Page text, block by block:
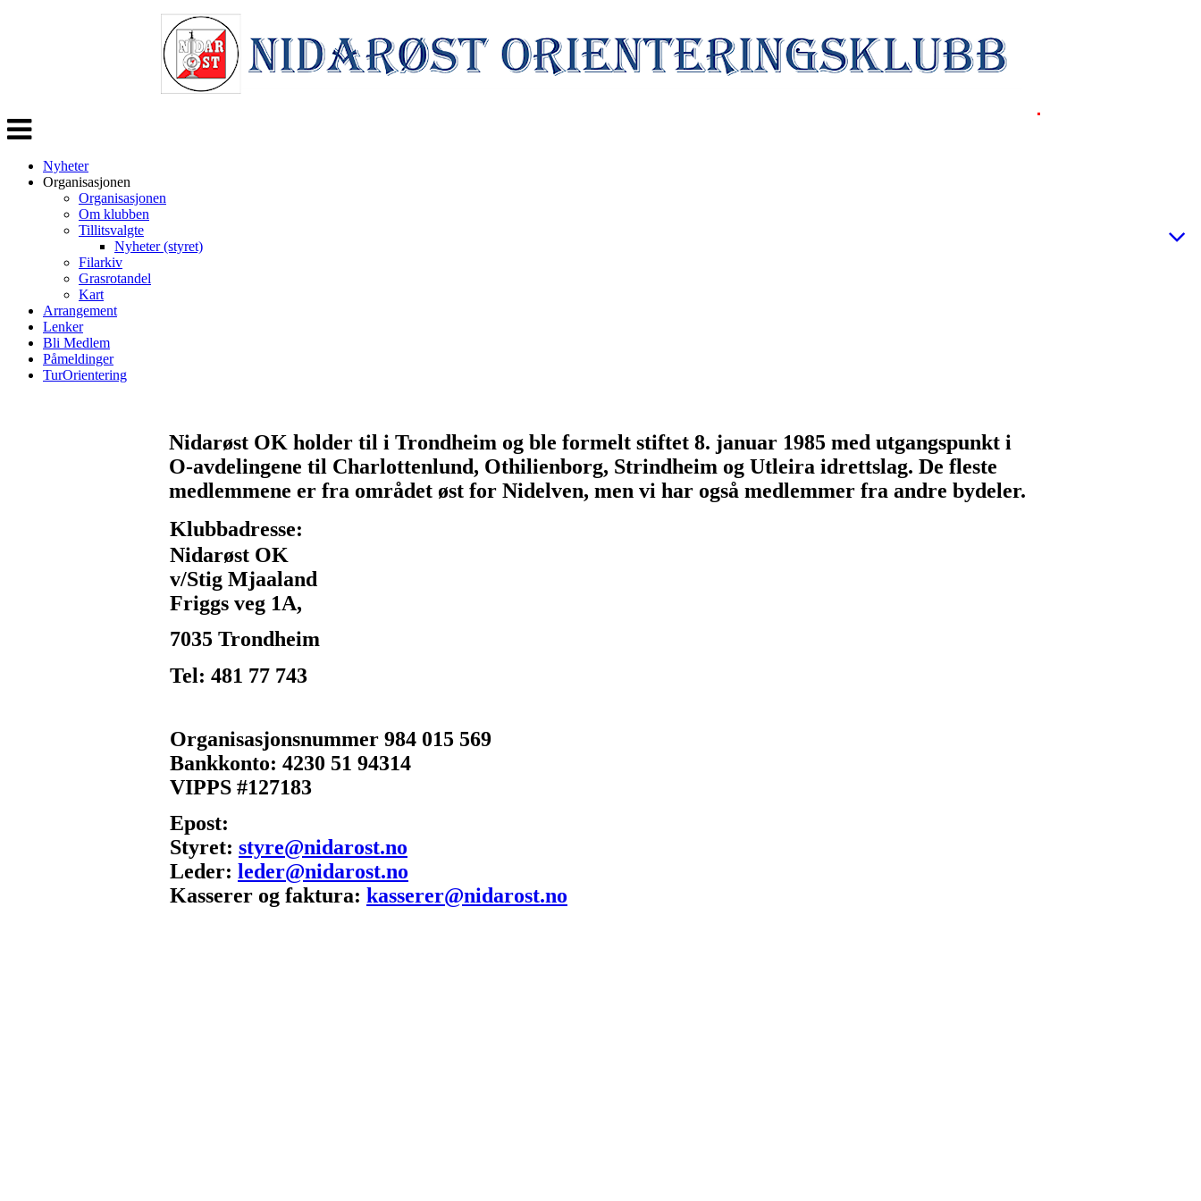
Veksle
navigasjon
Nyheter
Organisasjonen
Organisasjonen
Om klubben
Tillitsvalgte
Nyheter (styret)
Filarkiv
Grasrotandel
Kart
Arrangement
Lenker
Bli Medlem
Påmeldinger
TurOrientering
Nidarøst OK holder til i Trondheim og ble formelt stiftet 8. januar 1985 med utgangspunkt i
O-avdelingene til Charlottenlund, Othilienborg, Strindheim og Utleira idrettslag. De fleste
medlemmene er fra området øst for Nidelven, men vi har også medlemmer fra andre bydeler.
Klubbadresse:
Nidarøst OK
v/Stig Mjaaland
Friggs veg 1A,
7035 Trondheim
Tel: 481 77 743
Organisasjonsnummer 984 015 569
Bankkonto: 4230 51 94314
VIPPS #127183
Epost:
Styret: styre@nidarost.no
Leder: leder@nidarost.no
Kasserer og faktura: kasserer@nidarost.no